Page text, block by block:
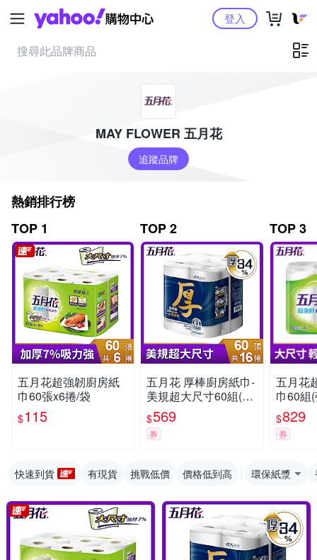
Yahoo購物中心登入
MAY FLOWER 五月花
追蹤品牌
熱銷排行榜
TOP 1
五月花超強韌廚房紙
巾60張x6捲/袋
$115
TOP 2
五月花 厚棒廚房紙巾-
美規超大尺寸60組(張)
x16捲/箱
$569
券
TOP 3
五月花
巾60組
$829
券
快速到貨 有現貨 挑戰低價 價格低到高 環保紙漿